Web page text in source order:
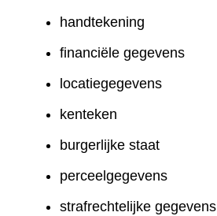
handtekening
financiële gegevens
locatiegegevens
kenteken
burgerlijke staat
perceelgegevens
strafrechtelijke gegevens